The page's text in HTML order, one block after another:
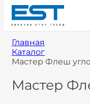
Главная
Каталог
Мастер Флеш
Мастер